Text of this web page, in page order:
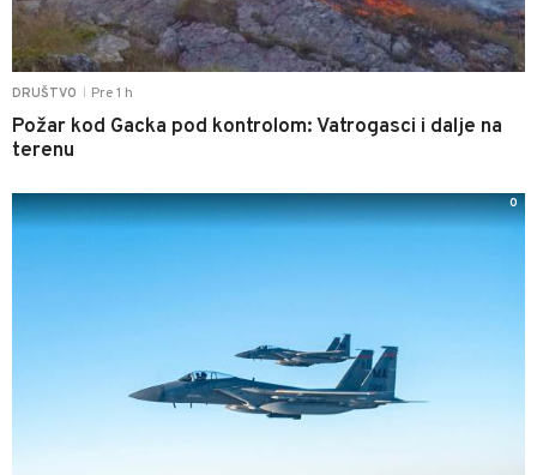
DRUŠTVO Pre 1 h
Požar kod Gacka pod kontrolom: Vatrogasci i dalje na
terenu
0